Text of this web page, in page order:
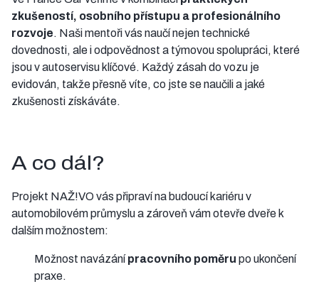
zkušeností, osobního přístupu a profesionálního
rozvoje. Naši mentoři vás naučí nejen technické
dovednosti, ale i odpovědnost a týmovou spolupráci, které
jsou v autoservisu klíčové. Každý zásah do vozu je
evidován, takže přesně víte, co jste se naučili a jaké
zkušenosti získáváte.
A co dál?
Projekt NAŽ!VO vás připraví na budoucí kariéru v
automobilovém průmyslu a zároveň vám otevře dveře k
dalším možnostem:
Možnost navázánípracovního poměru po ukončení
praxe.